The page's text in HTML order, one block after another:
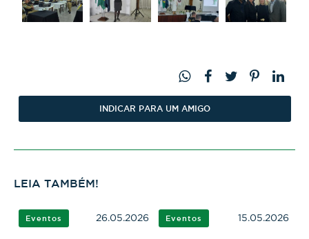
INDICAR PARA UM AMIGO
LEIA TAMBÉM!
Eventos 26.05.2026 Eventos 15.05.2026